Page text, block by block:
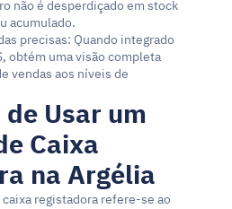
não é desperdiçado em stock
acumulado.
precisas: Quando integrado
obtém uma visão completa
vendas aos níveis de
Usar um
Caixa
na Argélia
registadora refere-se ao